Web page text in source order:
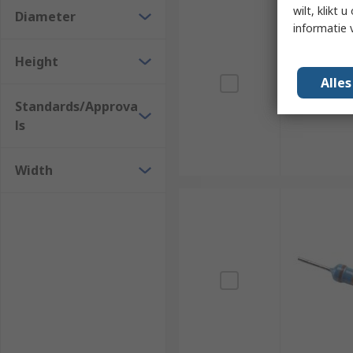
Diameter
Height
Standards/Approva
ls
Width
wilt, klikt u
informatie